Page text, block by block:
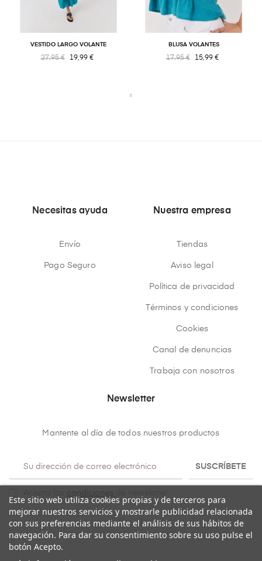
VESTIDO LARGO VOLANTE
27,95 € 19,99 €
BLUSA VOLANTES
17,95 € 15,99 €
Necesitas ayuda
Envío
Pago Seguro
Nuestra empresa
Tiendas
Aviso legal
Política de privacidad
Términos y condiciones
Cookies
Canal de denuncias
Trabaja con nosotros
Newsletter
Mantente al día de todos nuestros productos
SUSCRÍBETE
condiciones
Este sitio web utiliza cookies propias y de terceros para
mejorar nuestros servicios y mostrarle publicidad relacionada
con sus preferencias mediante el análisis de sus hábitos de
navegación. Para dar su consentimiento sobre su uso pulse el
botón Acepto.